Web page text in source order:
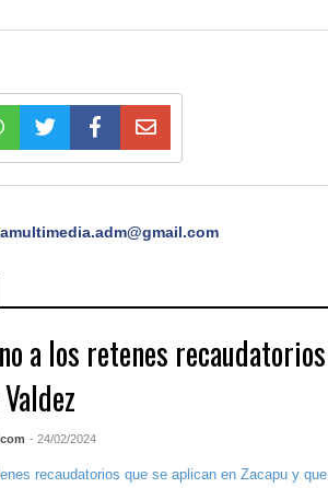
a los retenes recaudatorios
- 24/02/2024
recaudatorios que se aplican en Zacapu y que